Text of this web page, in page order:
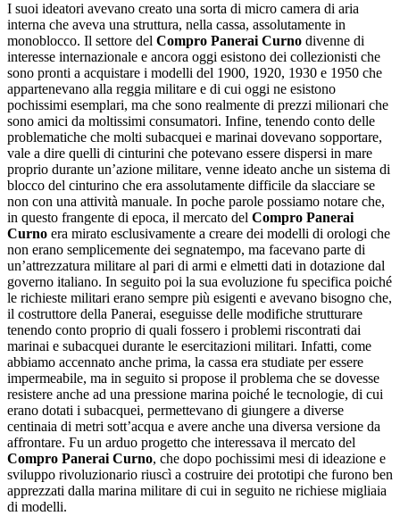
I suoi ideatori avevano creato una sorta di micro camera di aria
interna che aveva una struttura, nella cassa, assolutamente in
monoblocco. Il settore del Compro Panerai Curno divenne di
interesse internazionale e ancora oggi esistono dei collezionisti che
sono pronti a acquistare i modelli del 1900, 1920, 1930 e 1950 che
appartenevano alla reggia militare e di cui oggi ne esistono
pochissimi esemplari, ma che sono realmente di prezzi milionari che
sono amici da moltissimi consumatori. Infine, tenendo conto delle
problematiche che molti subacquei e marinai dovevano sopportare,
vale a dire quelli di cinturini che potevano essere dispersi in mare
proprio durante un’azione militare, venne ideato anche un sistema di
blocco del cinturino che era assolutamente difficile da slacciare se
non con una attività manuale. In poche parole possiamo notare che,
in questo frangente di epoca, il mercato del Compro Panerai
Curno era mirato esclusivamente a creare dei modelli di orologi che
non erano semplicemente dei segnatempo, ma facevano parte di
un’attrezzatura militare al pari di armi e elmetti dati in dotazione dal
governo italiano. In seguito poi la sua evoluzione fu specifica poiché
le richieste militari erano sempre più esigenti e avevano bisogno che,
il costruttore della Panerai, eseguisse delle modifiche strutturare
tenendo conto proprio di quali fossero i problemi riscontrati dai
marinai e subacquei durante le esercitazioni militari. Infatti, come
abbiamo accennato anche prima, la cassa era studiate per essere
impermeabile, ma in seguito si propose il problema che se dovesse
resistere anche ad una pressione marina poiché le tecnologie, di cui
erano dotati i subacquei, permettevano di giungere a diverse
centinaia di metri sott’acqua e avere anche una diversa versione da
affrontare. Fu un arduo progetto che interessava il mercato del
Compro Panerai Curno, che dopo pochissimi mesi di ideazione e
sviluppo rivoluzionario riuscì a costruire dei prototipi che furono ben
apprezzati dalla marina militare di cui in seguito ne richiese migliaia
di modelli.